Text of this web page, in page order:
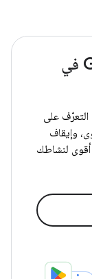
الحفاظ على أمان Google Play في
التعرّف على
وإيقاف
أقوى لنشاطك